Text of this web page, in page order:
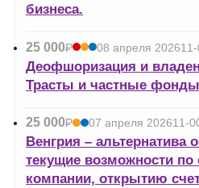
бизнеса.
25 000Р
УБ.
08 апреля 2026
Деофшоризация и
Трасты и частные
25 000Р
УБ.
07 апреля 202611-
Венгрия –
текущие возможности по
компании, открытию